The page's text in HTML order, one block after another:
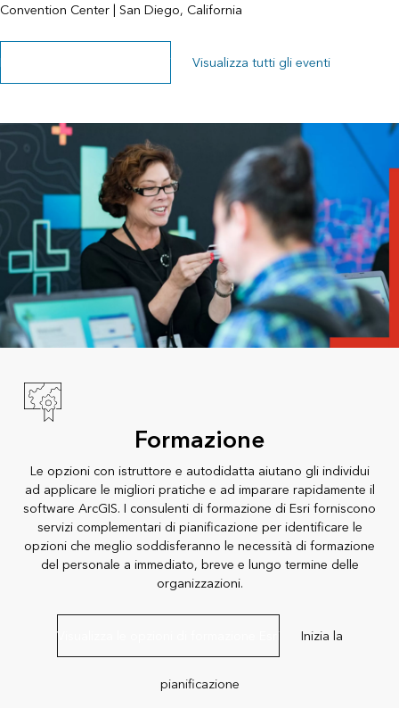
Convention Center | San Diego, California
Esplora la pagina degli eventi Visualizza tutti gli eventi
Formazione
Le opzioni con istruttore e autodidatta aiutano gli individui
ad applicare le migliori pratiche e ad imparare rapidamente il
software ArcGIS. I consulenti di formazione di Esri forniscono
servizi complementari di pianificazione per identificare le
opzioni che meglio soddisferanno le necessità di formazione
del personale a immediato, breve e lungo termine delle
organizzazioni.
Visualizza le opzioni di formazione Esri Inizia la
pianificazione